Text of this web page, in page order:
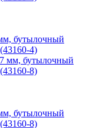
бутылочный
4)
бутылочный
8)